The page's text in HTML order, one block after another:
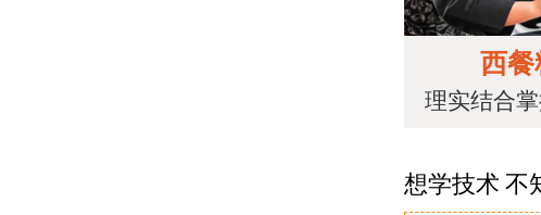
西
理实结合
想学技术 不